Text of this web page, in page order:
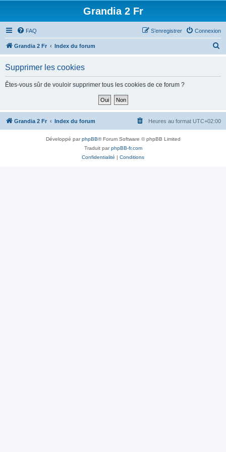
Grandia 2 Fr
FAQ Connexion
S’enregistrer
Grandia 2 Fr Index du forum
h
Supprimer les cookies
Êtes-vous sûr de vouloir supprimer tous les cookies de ce forum ?
Grandia 2 Fr Index du forum Heures au format UTC+02:00
Développé parphpBB® Forum Software © phpBB Limited
Traduit parphpBB-fr.com
Confidentialité | Conditions